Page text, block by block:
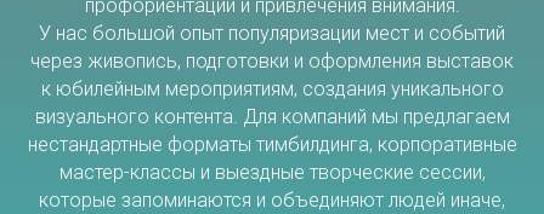
профориентации и привлечения внимания.
У нас большой опыт популяризации мест и событий
через живопись, подготовки и оформления выставок
к юбилейным мероприятиям, создания уникального
визуального контента. Для компаний мы предлагаем
нестандартные форматы тимбилдинга, корпоративные
мастер-классы и выездные творческие сессии,
которые запоминаются и объединяют людей иначе,